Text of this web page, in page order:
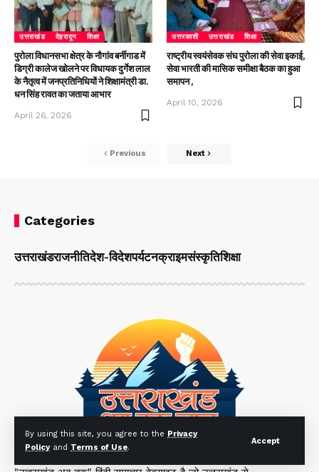
By using this site, you agree to the Privacy
Policyand Terms of Use.
Accept
उत्तराखंड देहरादून शिक्षा
पुरोला विधानसभा क्षेत्र के नौगांव बर्नीगाड में
डिग्री कालेज खोलने पर विधायक दुर्गेश लाल
के नैतृत्व में जनप्रतिनिधियों ने शिक्षामंत्री डा.
धन सिंह रावत का जताया आभार
April 26, 2026
उत्तरकाशी उत्तराखंड शिक्षा
राष्ट्रीय स्वयंसेवक संघ पुरोला की सेवा इकाई,
सेवा भारती की मासिक समीक्षा बैठक का हुआ
समापन ,
April 10, 2026
Previous Next
Categories
उत्तराखंडराजनीतिदेश-विदेशपर्यटनक्राइमसंस्कृतिशिक्षा